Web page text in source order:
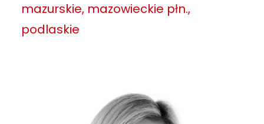
mazurskie, mazowieckie płn.,
podlaskie